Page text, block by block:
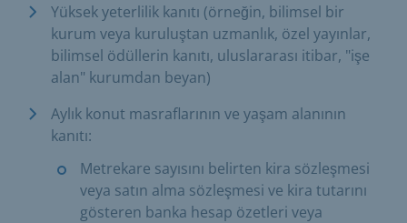
Yüksek yeterlilik kanıtı (örneğin, bilimsel bir
kurum veya kuruluştan uzmanlık, özel yayınlar,
bilimsel ödüllerin kanıtı, uluslararası itibar, "işe
alan" kurumdan beyan)
Aylık konut masraflarının ve yaşam alanının
kanıtı:
Metrekare sayısını belirten kira sözleşmesi
veya satın alma sözleşmesi ve kira tutarını
gösteren banka hesap özetleri veya